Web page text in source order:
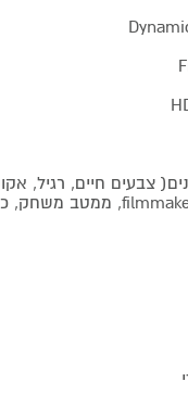
צבעים חיים, רגיל,